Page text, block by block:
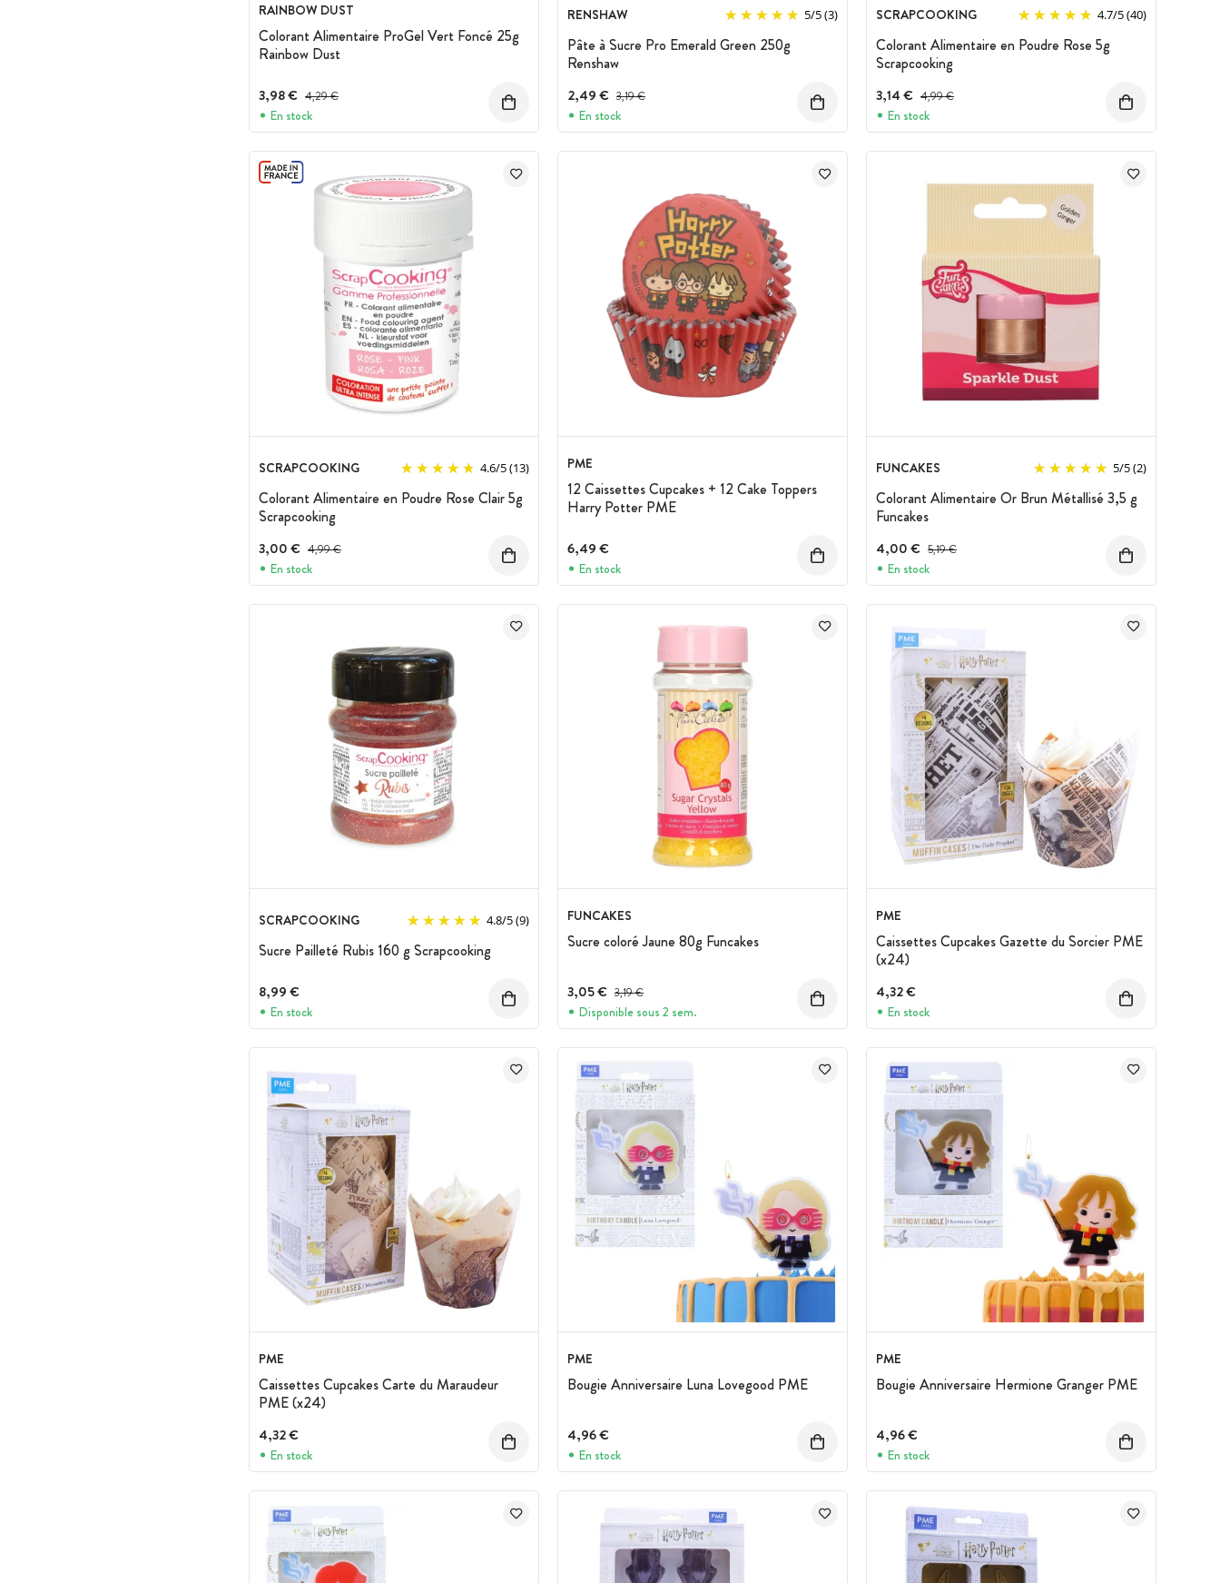
RAINBOW DUST
Colorant Alimentaire ProGel Vert Foncé 25g
Rainbow Dust
3,98 € Prix avant réduction :
4,29 €
En stock
RENSHAW 5/5(3)
Pâte à Sucre Pro Emerald Green 250g
Renshaw
2,49 € Prix avant réduction :
3,19 €
En stock
SCRAPCOOKING 4.7/5(40)
Colorant Alimentaire en Poudre Rose 5g
Scrapcooking
3,14 € Prix avant réduction :
4,99 €
En stock
SCRAPCOOKING 4.6/5(13)
Colorant Alimentaire en Poudre Rose Clair 5g
Scrapcooking
3,00 € Prix avant réduction :
4,99 €
En stock
PME
12 Caissettes Cupcakes + 12 Cake Toppers
Harry Potter PME
6,49 €
En stock
FUNCAKES 5/5(2)
Colorant Alimentaire Or Brun Métallisé 3,5 g
Funcakes
4,00 € Prix avant réduction :
5,19 €
En stock
SCRAPCOOKING 4.8/5(9)
Sucre Pailleté Rubis 160 g Scrapcooking
8,99 €
En stock
FUNCAKES
Sucre coloré Jaune 80g Funcakes
3,05 € Prix avant réduction :
3,19 €
Disponible sous 2 sem.
PME
Caissettes Cupcakes Gazette du Sorcier PME
(x24)
4,32 €
En stock
PME
Caissettes Cupcakes Carte du Maraudeur
PME (x24)
4,32 €
En stock
PME
Bougie Anniversaire Luna Lovegood PME
4,96 €
En stock
PME
Bougie Anniversaire Hermione Granger PME
4,96 €
En stock